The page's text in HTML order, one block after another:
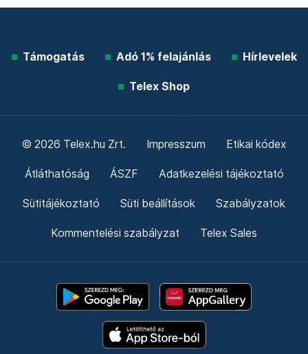
Támogatás Adó 1% felajánlás Hírlevelek
Telex Shop
© 2026 Telex.hu Zrt. Impresszum Etikai kódex
Átláthatóság ÁSZF Adatkezelési tájékoztató
Sütitájékoztató Süti beállítások Szabályzatok
Kommentelési szabályzat Telex Sales